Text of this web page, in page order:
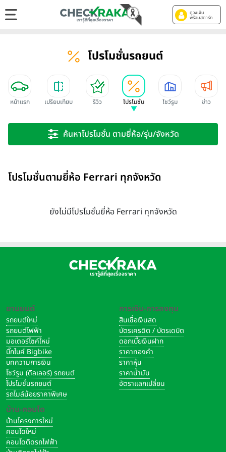
ดูวงเงิน
พร้อมสตาร์ท
โปรโมชั่นรถยนต์
หน้าแรก เปรียบเทียบ รีวิว โปรโมชั่น โชว์รูม ข่าว
ค้นหาโปรโมชั่น ตามยี่ห้อ/รุ่น/จังหวัด
โปรโมชั่นตามยี่ห้อ Ferrari ทุกจังหวัด
ยังไม่มีโปรโมชั่นยี่ห้อ Ferrari ทุกจังหวัด
ยานยนต์
รถยนต์ใหม่
รถยนต์ไฟฟ้า
มอเตอร์ไซค์ใหม่
บิ๊กไบค์ Bigbike
บทความการเงิน
โชว์รูม (ดีลเลอร์) รถยนต์
โปรโมชั่นรถยนต์
รถไมล์น้อยราคาพิเศษ
บ้าน-คอนโด
บ้านโครงการใหม่
คอนโดใหม่
คอนโดติดรถไฟฟ้า
การเงิน-การลงทุน
สินเชื่อเงินสด
บัตรเครดิต / บัตรเดบิต
ดอกเบี้ยเงินฝาก
ราคาทองคำ
ราคาหุ้น
ราคาน้ำมัน
อัตราแลกเปลี่ยน